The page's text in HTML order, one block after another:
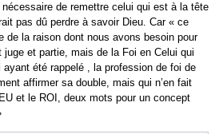
de remettre celui qui est à la tête
pas dû perdre à savoir Dieu. Car « ce
de la raison dont nous avons besoin pour
et partie, mais de la Foi en Celui qui
été rappelé , la profession de foi de
affirmer sa double, mais qui n’en fait
et le ROI, deux mots pour un concept